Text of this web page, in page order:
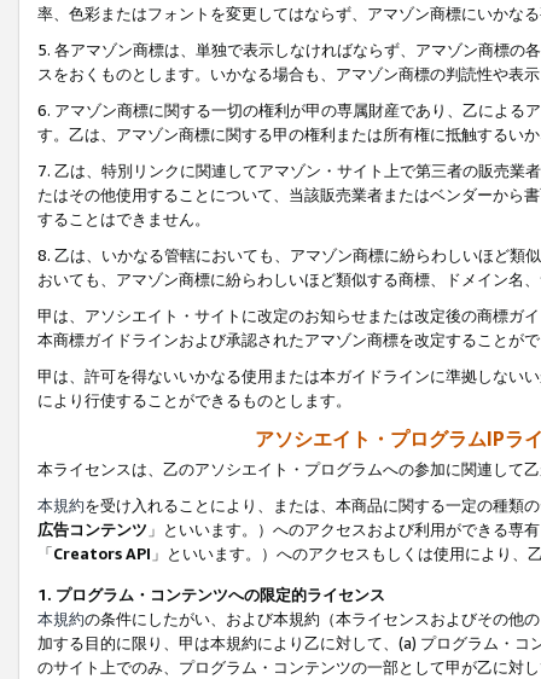
率、色彩またはフォントを変更してはならず、アマゾン商標にいかな
5. 各アマゾン商標は、単独で表示しなければならず、アマゾン商標
スをおくものとします。いかなる場合も、アマゾン商標の判読性や表
6. アマゾン商標に関する一切の権利が甲の専属財産であり、乙による
す。乙は、アマゾン商標に関する甲の権利または所有権に抵触するい
7. 乙は、特別リンクに関連してアマゾン・サイト上で第三者の販売
たはその他使用することについて、当該販売業者またはベンダーから
することはできません。
8. 乙は、いかなる管轄においても、アマゾン商標に紛らわしいほど類
おいても、アマゾン商標に紛らわしいほど類似する商標、ドメイン名
甲は、アソシエイト・サイトに改定のお知らせまたは改定後の商標ガ
本商標ガイドラインおよび承認されたアマゾン商標を改定することが
甲は、許可を得ないいかなる使用または本ガイドラインに準拠しない
により行使することができるものとします。
アソシエイト・プログラムIPラ
本ライセンスは、乙のアソシエイト・プログラムへの参加に関連して
本規約を受け入れることにより、または、本商品に関する一定の種類
広告コンテンツ 」といいます。）へのアクセスおよび利用ができる専
「Creators API 」といいます。）へのアクセスもしくは使用により
1. プログラム・コンテンツへの限定的ライセンス
本規約の条件にしたがい、および本規約（本ライセンスおよびその他
加する目的に限り、甲は本規約により乙に対して、(a) プログラム・
のサイト上でのみ、プログラム・コンテンツの一部として甲が乙に対